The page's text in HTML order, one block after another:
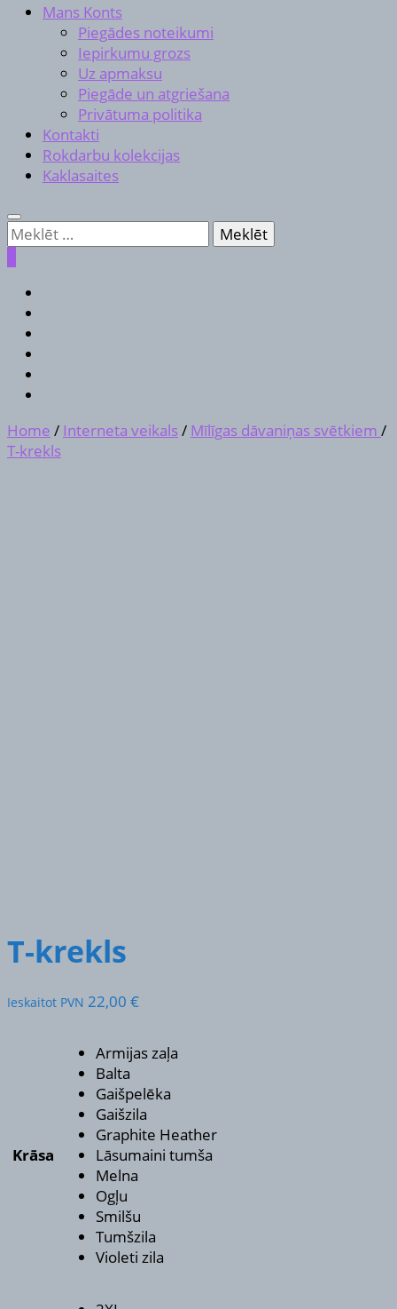
Mans Konts
Piegādes noteikumi
Iepirkumu grozs
Uz apmaksu
Piegāde un atgriešana
Privātuma politika
Kontakti
Rokdarbu kolekcijas
Kaklasaites
Meklēt:
Home / Interneta veikals/ Mīlīgas dāvaniņas svētkiem /
T-krekls
T-krekls
Ieskaitot PVN 22,00 €
Krāsa
Armijas zaļa
Balta
Gaišpelēka
Gaišzila
Graphite Heather
Lāsumaini tumša
Melna
Ogļu
Smilšu
Tumšzila
Violeti zila